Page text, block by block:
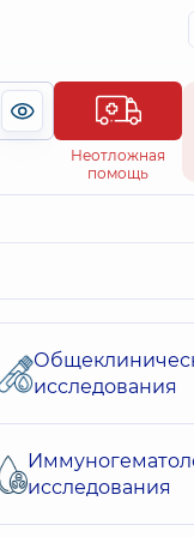
Неотложная
помощь
исследования
исследования